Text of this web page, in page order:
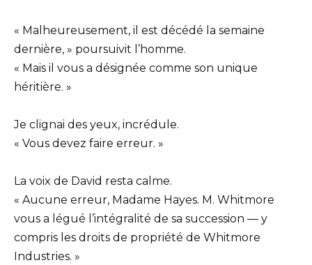
« Malheureusement, il est décédé la semaine
dernière, » poursuivit l’homme.
« Mais il vous a désignée comme son unique
héritière. »
Je clignai des yeux, incrédule.
« Vous devez faire erreur. »
La voix de David resta calme.
« Aucune erreur, Madame Hayes. M. Whitmore
vous a légué l’intégralité de sa succession — y
compris les droits de propriété de Whitmore
Industries. »